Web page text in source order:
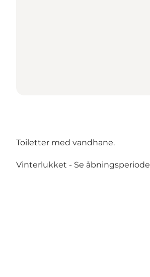
Toiletter med vandhane.
Vinterlukket - Se åbningsperiode